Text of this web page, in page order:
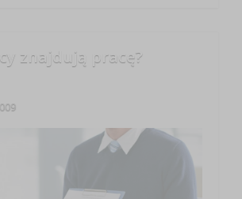
znajdują pracę?